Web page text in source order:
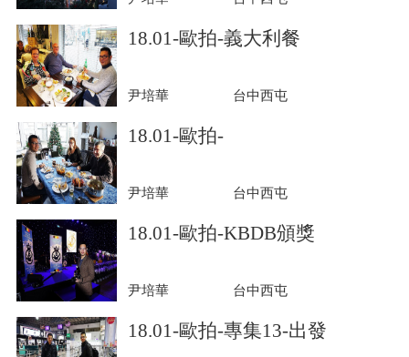
18.01-歐拍-義大利餐
尹培華 台中西屯
18.01-歐拍-
尹培華 台中西屯
18.01-歐拍-KBDB頒獎
尹培華 台中西屯
18.01-歐拍-專集13-出發